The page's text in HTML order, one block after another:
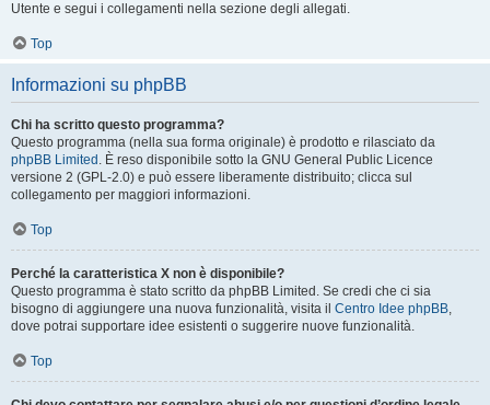
Utente e segui i collegamenti nella sezione degli allegati.
Top
Informazioni su phpBB
Chi ha scritto questo programma?
Questo programma (nella sua forma originale) è prodotto e rilasciato da
phpBB Limited . È reso disponibile sotto la GNU General Public Licence
versione 2 (GPL-2.0) e può essere liberamente distribuito; clicca sul
collegamento per maggiori informazioni.
Top
Perché la caratteristica X non è disponibile?
Questo programma è stato scritto da phpBB Limited. Se credi che ci sia
bisogno di aggiungere una nuova funzionalità, visita il Centro Idee phpBB,
dove potrai supportare idee esistenti o suggerire nuove funzionalità.
Top